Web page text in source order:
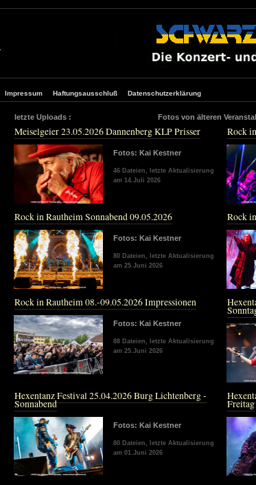
Impressum Haftungsausschluß Datenschutzerklärung
letzte Uploads : Fotos von älteren Veranstaltungen
Meiselgeier 23.05.2026 Dannenberg KLP Prisser
Fotos: Kai Kestner
46 Dateien, letzte Aktualisierung
am 14.Juli 2026
Rock
Rock in Rautheim Sonnabend 09.05.2026
Fotos: Kai Kestner
80 Dateien, letzte Aktualisierung
am 25.Juni 2026
Rock
Rock in Rautheim 08.-09.05.2026 Impressionen
Fotos: Kai Kestner
88 Dateien, letzte Aktualisierung
am 25.Juni 2026
Hexentanz Festival 25.04.2026 Burg Lichtenberg -
Sonnabend
Fotos: Kai Kestner
80 Dateien, letzte Aktualisierung
am 01.Juni 2026
Freitag